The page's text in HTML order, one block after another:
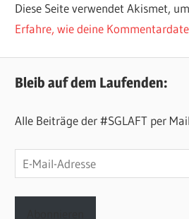
Diese Seite verwendet Akismet,
Erfahre, wie deine
Bleib auf dem Laufenden:
Alle Beiträge der #SGLAFT per
E-
Mail-
Adresse